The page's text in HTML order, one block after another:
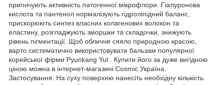
пригнічують активність патогенної мікрофлори. Гіалуронова
кислота та пантенол нормалізують гідроліпідний баланс,
прискорюють синтез власних колагенових волокон та
еластину, розгладжують зморшки та складочки, знижують
рівень пігментації. Щоб обличчя сяяло природною красою,
варто систематично використовувати бальзам популярної
корейської фірми Pyunkang Yul . Купити його за дуже вигідною
ціною можна в інтернет-магазині Cosmic Україна.
Застосування: На суху поверхню нанесіть необхідну кількість